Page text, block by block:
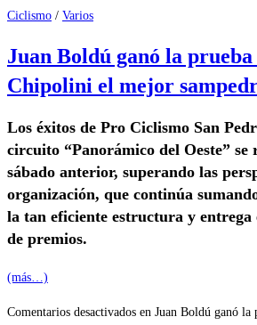
Ciclismo / Varios
Juan Boldú ganó la
Chipolini el mejor
Los éxitos de Pro Ciclismo San
circuito “Panorámico del Oeste” se
sábado anterior, superando las
organización, que continúa
la tan eficiente estructura y
de premios.
(más…)
Comentarios desactivados en Juan Boldú ganó la